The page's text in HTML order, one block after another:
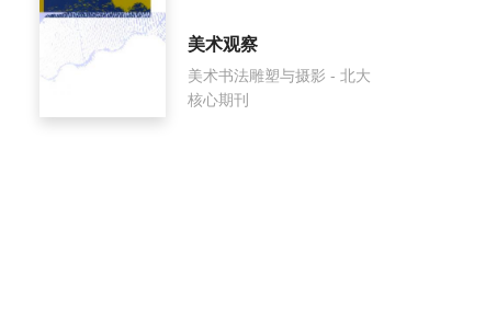
美术观察
美术书法雕塑与摄影 - 北大
核心期刊